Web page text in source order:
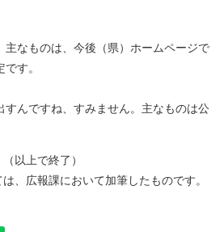
なものは、今後（県）ホームページで
す。
んですね、すみません。主なものは公
（以上で終了）
、広報課において加筆したものです。